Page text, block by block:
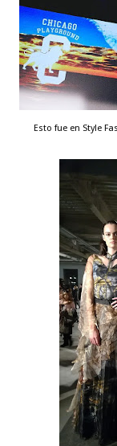
Esto fue en Style